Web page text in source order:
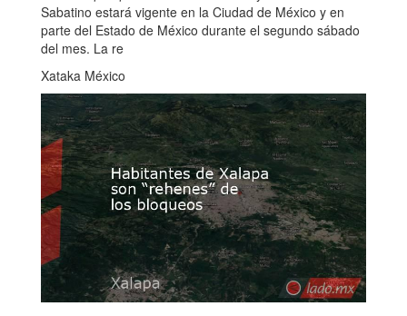
Sabatino estará vigente en la Ciudad de México y en
parte del Estado de México durante el segundo sábado
del mes. La re
Xataka México